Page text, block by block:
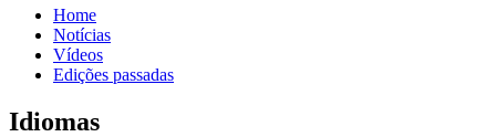
Home
Notícias
Vídeos
Edições passadas
Idiomas